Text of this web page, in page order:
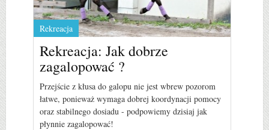
Rekreacja
Rekreacja: Jak dobrze
zagalopować ?
Przejście z kłusa do galopu nie jest wbrew pozorom
łatwe, ponieważ wymaga dobrej koordynacji pomocy
oraz stabilnego dosiadu - podpowiemy dzisiaj jak
płynnie zagalopować!